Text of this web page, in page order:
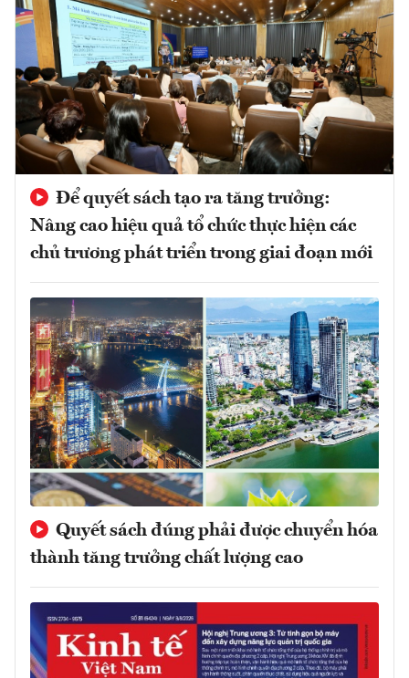
Để quyết sách tạo ra tăng trưởng:
Nâng cao hiệu quả tổ chức thực hiện các
chủ trương phát triển trong giai đoạn mới
Quyết sách đúng phải được chuyển hóa
thành tăng trưởng chất lượng cao